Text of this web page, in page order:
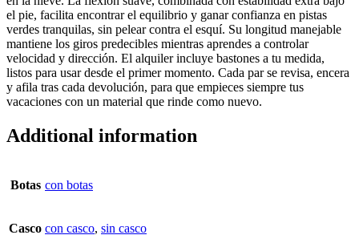
el pie, facilita encontrar el equilibrio y ganar confianza en pistas
verdes tranquilas, sin pelear contra el esquí. Su longitud manejable
mantiene los giros predecibles mientras aprendes a controlar
velocidad y dirección. El alquiler incluye bastones a tu medida,
listos para usar desde el primer momento. Cada par se revisa, encera
y afila tras cada devolución, para que empieces siempre tus
vacaciones con un material que rinde como nuevo.
Additional information
Botas con botas
Casco con casco, sin casco